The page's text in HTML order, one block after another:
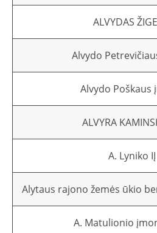
ALVYDAS
Alvydo
Alvydo Poškaus
ALVYRA
A. Lyniko IĮ
Alytaus rajono žemės ūkio
A. Matulionio